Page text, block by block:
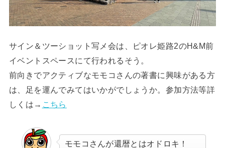
サイン＆ツーショット写メ会は、ピオレ姫路2のH&M前
イベントスペースにて行われるそう。
前向きでアクティブなモモコさんの著書に興味がある方
は、足を運んでみてはいかがでしょうか。参加方法等詳
しくは→ こちら
モモコさんが還暦とはオドロキ！